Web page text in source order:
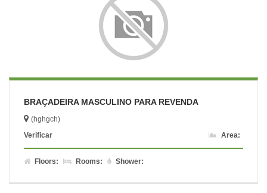
BRAÇADEIRA MASCULINO PARA REVENDA
(hghgch)
Verificar
Area:
Floors: Rooms: Shower: